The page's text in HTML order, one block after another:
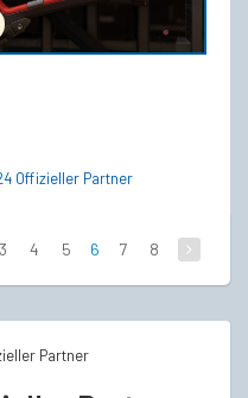
Offizieller Partner
3 4 5 6 7 8